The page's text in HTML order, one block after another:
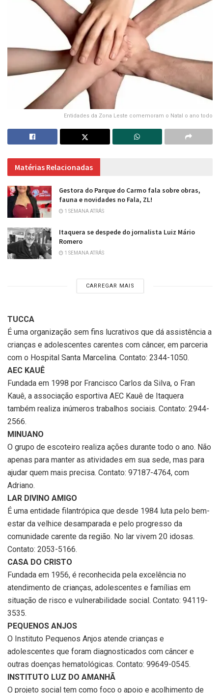
Entidades da Zona Leste comemoram o Natal o ano todo
Matérias Relacionadas
Gestora do Parque do Carmo fala sobre obras,
fauna e novidades no Fala, ZL!
1 SEMANA ATRÁS
Itaquera se despede do jornalista Luiz Mário
Romero
1 SEMANA ATRÁS
CARREGAR MAIS
TUCCA
É uma organização sem fins lucrativos que dá assistência a
crianças e adolescentes carentes com câncer, em parceria
com o Hospital Santa Marcelina. Contato: 2344-1050.
AEC KAUÊ
Fundada em 1998 por Francisco Carlos da Silva, o Fran
Kauê, a associação esportiva AEC Kauê de Itaquera
também realiza inúmeros trabalhos sociais. Contato: 2944-
2566.
MINUANO
O grupo de escoteiro realiza ações durante todo o ano. Não
apenas para manter as atividades em sua sede, mas para
ajudar quem mais precisa. Contato: 97187-4764, com
Adriano.
LAR DIVINO AMIGO
É uma entidade filantrópica que desde 1984 luta pelo bem-
estar da velhice desamparada e pelo progresso da
comunidade carente da região. No lar vivem 20 idosas.
Contato: 2053-5166.
CASA DO CRISTO
Fundada em 1956, é reconhecida pela excelência no
atendimento de crianças, adolescentes e famílias em
situação de risco e vulnerabilidade social. Contato: 94119-
3535.
PEQUENOS ANJOS
O Instituto Pequenos Anjos atende crianças e
adolescentes que foram diagnosticados com câncer e
outras doenças hematológicas. Contato: 99649-0545.
INSTITUTO LUZ DO AMANHÃ
O projeto social tem como foco o apoio e acolhimento de